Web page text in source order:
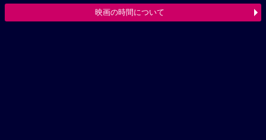
映画の時間について